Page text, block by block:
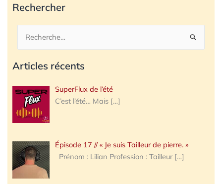
Rechercher
Rechercher :
Articles récents
SuperFlux de l’été
C’est l’été… Mais […]
Épisode 17 // « Je suis Tailleur de pierre. »
Prénom : Lilian Profession : Tailleur […]